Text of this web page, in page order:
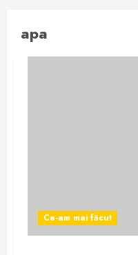
apa
Ce-am mai făcut